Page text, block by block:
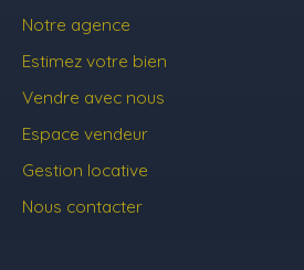
Notre agence
Estimez votre bien
Vendre avec nous
Espace vendeur
Gestion locative
Nous contacter